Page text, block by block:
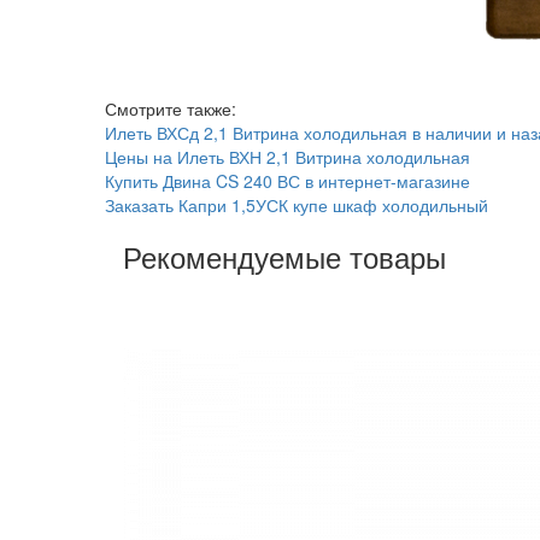
Смотрите также:
Илеть ВХСд 2,1 Витрина холодильная в наличии и
Цены на Илеть ВХН 2,1 Витрина холодильная
Купить Двина CS 240 ВС в интернет-магазине
Заказать Капри 1,5УСК купе шкаф холодильный
Рекомендуемые товары